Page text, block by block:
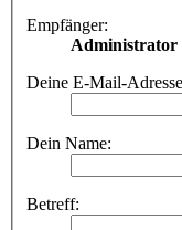
Empfänger:
Administrator
Deine E-Mail-
Dein Name:
Betreff: